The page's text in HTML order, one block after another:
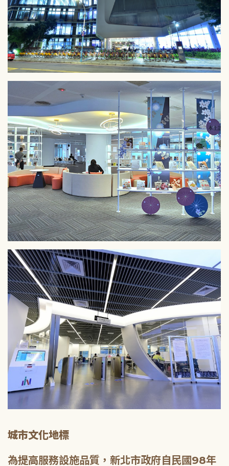
城市文化地標
為提高服務設施品質，新北市政府自民國98年